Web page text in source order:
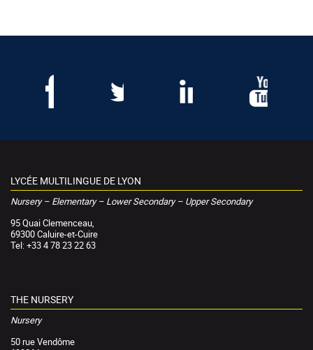
LYCÉE MULTILINGUE DE LYON
Nursery – Elementary – Lower Secondary – Upper Secondary
95 Quai Clemenceau,
69300 Caluire-et-Cuire
Tel: +33 4 78 23 22 63
THE NURSERY
Nursery
50 rue Vendôme